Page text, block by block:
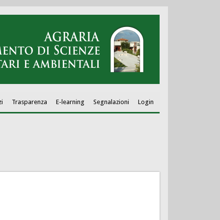
Trasparenza E-learning Segnalazioni Login